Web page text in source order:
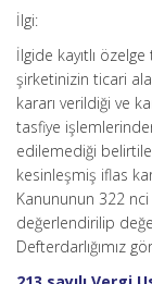
İlgi:
İlgide kayıtlı
şirketinizin ticari
kararı verildiği ve
tasfiye
edilemediği
kesinleşmiş iflas
Kanununun 322
değerlendirilip
Defterdarlığımız